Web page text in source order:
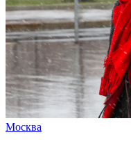
Москва